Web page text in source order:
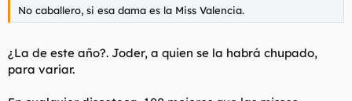
No caballero, si esa dama es la Miss Valencia.
¿La de este año?. Joder, a quien se la habrá chupado,
para variar.